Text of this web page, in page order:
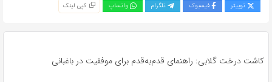
توییتر فیسبوک تلگرام واتساپ کپی لینک
کاشت درخت گلابی: راهنمای قدم‌به‌قدم برای موفقیت در باغبانی